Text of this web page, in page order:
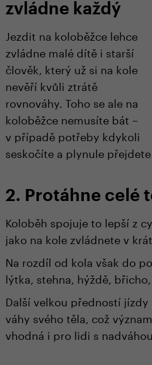
zvládne každý
Jezdit na koloběžce lehce
zvládne malé dítě i starší
člověk, který už si na kole
nevěří kvůli ztrátě
rovnováhy Toho se ale na
koloběžce nemusíte bát –
v případě potřeby kdykoli
seskočíte a plynule přejdete
2. Protáhne celé
Koloběh spojuje to lepší z
jako na kole zvládnete v
Na rozdíl od kola však do
lýtka, stehna, hýždě,
Další velkou předností
váhy svého těla, což
vhodná i pro lidi s nadváhou.